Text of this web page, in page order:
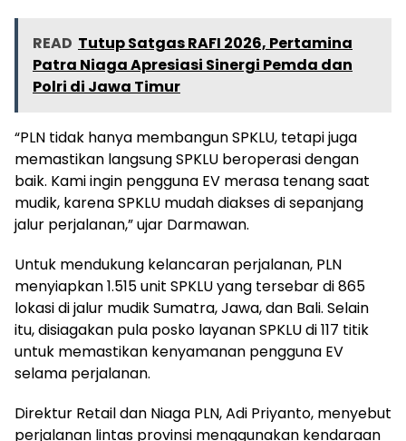
READ Tutup Satgas RAFI 2026, Pertamina
Patra Niaga Apresiasi Sinergi Pemda dan
Polri di Jawa Timur
“PLN tidak hanya membangun SPKLU, tetapi juga
memastikan langsung SPKLU beroperasi dengan
baik. Kami ingin pengguna EV merasa tenang saat
mudik, karena SPKLU mudah diakses di sepanjang
jalur perjalanan,” ujar Darmawan.
Untuk mendukung kelancaran perjalanan, PLN
menyiapkan 1.515 unit SPKLU yang tersebar di 865
lokasi di jalur mudik Sumatra, Jawa, dan Bali. Selain
itu, disiagakan pula posko layanan SPKLU di 117 titik
untuk memastikan kenyamanan pengguna EV
selama perjalanan.
Direktur Retail dan Niaga PLN, Adi Priyanto, menyebut
perjalanan lintas provinsi menggunakan kendaraan